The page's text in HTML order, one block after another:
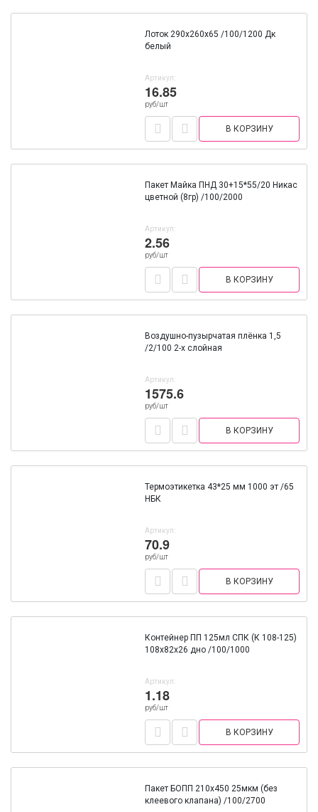
Лоток 290х260х65 /100/1200 Дк
белый
Артикул:
16.85
руб/шт
В КОРЗИНУ
Пакет Майка ПНД 30+15*55/20 Никас
цветной (8гр) /100/2000
Артикул:
2.56
руб/шт
В КОРЗИНУ
Воздушно-пузырчатая плёнка 1,5
/2/100 2-х слойная
Артикул:
1575.6
руб/шт
В КОРЗИНУ
Термоэтикетка 43*25 мм 1000 эт /65
НБК
Артикул:
70.9
руб/шт
В КОРЗИНУ
Контейнер ПП 125мл СПК (К 108-125)
108х82х26 дно /100/1000
Артикул:
1.18
руб/шт
В КОРЗИНУ
Пакет БОПП 210х450 25мкм (без
клеевого клапана) /100/2700